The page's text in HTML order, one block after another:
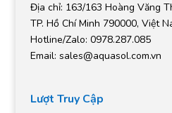
Địa chỉ: 163/163 Hoàng Văng
TP. Hồ Chí Minh 790000, Việt
Hotline/Zalo: 0978.287.085
Email: sales@aquasol.com.vn
Lượt Truy Cập